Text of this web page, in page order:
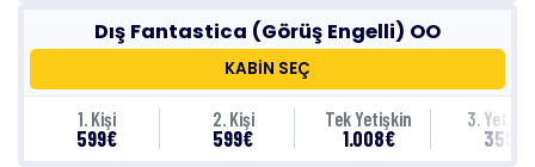
Dış Fantastica (Görüş Engelli) OO
KABİN SEÇ
1. Kişi
599€
2. Kişi
599€
Tek Yetişkin
1.008€
3.
359€